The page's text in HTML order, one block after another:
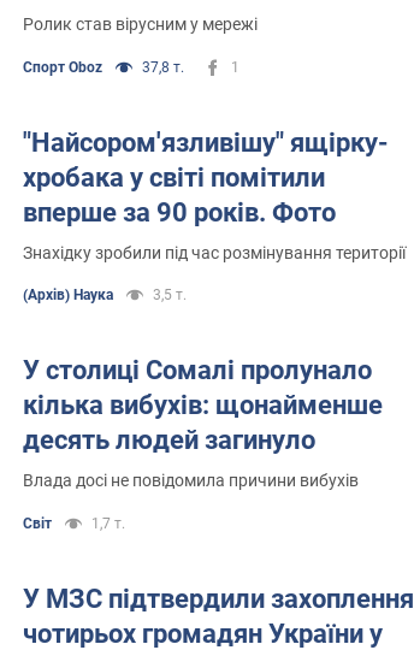
Ролик став вірусним у мережі
Спорт Oboz 37,8 т. 1
"Найсором'язливішу" ящірку-
хробака у світі помітили
вперше за 90 років. Фото
Знахідку зробили під час розмінування території
(Архів) Наука 3,5 т.
У столиці Сомалі пролунало
кілька вибухів: щонайменше
десять людей загинуло
Влада досі не повідомила причини вибухів
Світ 1,7 т.
У МЗС підтвердили захоплення
чотирьох громадян України у